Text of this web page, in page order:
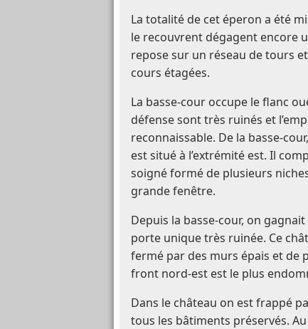
La totalité de cet éperon a été
le recouvrent dégagent encore
repose sur un réseau de tours
cours étagées.
La basse-cour occupe le flanc
défense sont très ruinés et
reconnaissable. De la basse-
est situé à l’extrémité est. Il
soigné formé de plusieurs
grande fenêtre.
Depuis la basse-cour, on
porte unique très ruinée. Ce
fermé par des murs épais et de
front nord-est est le plus
Dans le château on est frappé
tous les bâtiments préservés.